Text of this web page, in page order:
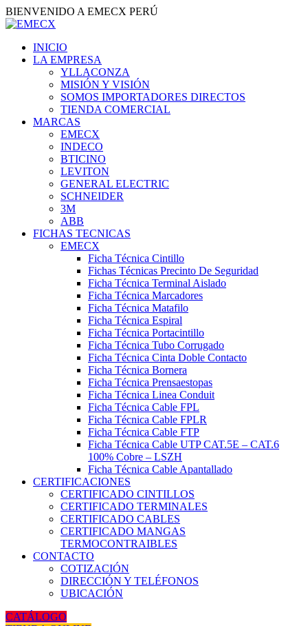
BIENVENIDO A EMECX PERÚ
INICIO
LA EMPRESA
YLLACONZA
MISIÓN Y VISIÓN
SOMOS IMPORTADORES DIRECTOS
TIENDA COMERCIAL
MARCAS
EMECX
INDECO
BTICINO
LEVITON
GENERAL ELECTRIC
SCHNEIDER
3M
ABB
FICHAS TECNICAS
EMECX
Ficha Técnica Cintillo
Fichas Técnicas Precinto De Seguridad
Ficha Técnica Terminal Aislado
Ficha Técnica Marcadores
Ficha Técnica Matafilo
Ficha Técnica Espiral
Ficha Técnica Portacintillo
Ficha Técnica Tubo Corrugado
Ficha Técnica Cinta Doble Contacto
Ficha Técnica Bornera
Ficha Técnica Prensaestopas
Ficha Técnica Linea Conduit
Ficha Técnica Cable FPL
Ficha Técnica Cable FPLR
Ficha Técnica Cable FTP
Ficha Técnica Cable UTP CAT.5E – CAT.6
100% Cobre – LSZH
Ficha Técnica Cable Apantallado
CERTIFICACIONES
CERTIFICADO CINTILLOS
CERTIFICADO TERMINALES
CERTIFICADO CABLES
CERTIFICADO MANGAS
TERMOCONTRAIBLES
CONTACTO
COTIZACIÓN
DIRECCIÓN Y TELÉFONOS
UBICACIÓN
CATÁLOGO